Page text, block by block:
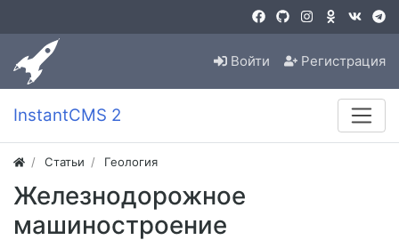
Войти Регистрация
InstantCMS 2
Статьи Геология
Железнодорожное
машиностроение